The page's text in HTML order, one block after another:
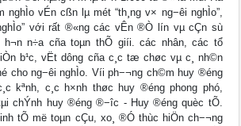
nghÌo vÉn cßn lµ mét “th¸ng v× ng−êi nghÌo”,
với rất ®«ng các vÊn ®Ò lín vµ cÇn sù
h¬n n÷a cña toµn thÕ giíi. các nhân, các tổ
b¹c, vËt dông cña c¸c tæ chøc vµ c¸ nh©n
cho ng−êi nghÌo. Víi ph−¬ng ch©m huy ®éng
kªnh, c¸c h×nh thøc huy ®éng phong phó,
chÝnh huy ®éng ®−îc - Huy ®éng quèc tÕ.
tÕ më toµn cÇu, xo¸ ®Ó thùc hiÖn ch−¬ng